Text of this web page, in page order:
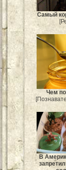
Самый
Чем
В